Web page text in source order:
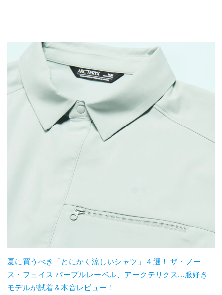
夏に買うべき「とにかく涼しいシャツ」４選！ ザ・ノー
ス・フェイス パープルレーベル、アークテリクス...服好き
モデルが試着＆本音レビュー！